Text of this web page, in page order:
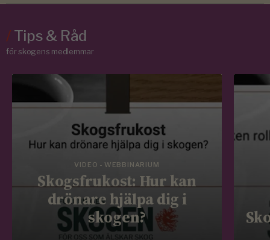
/Tips & Råd
för skogens medlemmar
VIDEO - WEBBINARIUM
Skogsfrukost: Hur kan
drönare hjälpa dig i
skogen?